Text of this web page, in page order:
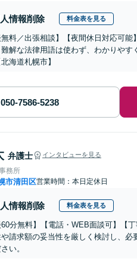
情報削除 料金表を見る
無料／出張相談】【夜間休日対応可
難解な法律用語は使わず、わかりや
海道札幌市】
弁護士 インタビューを見る
務所
市清田区営業時間：本日定休日
情報削除 料金表を見る
60分無料】【電話・WEB面談可】【
請求額の妥当性を厳しく検討し、
い。